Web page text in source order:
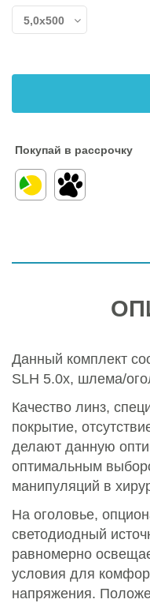
Покупай в рассрочку
Данный комплект
SLH 5.0x, шлема/
Качество линз,
покрытие,
делают данную
оптимальным
манипуляций в
На оголовье,
светодиодный
равномерно
условия для
напряжения.